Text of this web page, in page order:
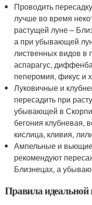
Проводить
лучше во время
растущей луне –
а при убывающей
лиственных видов в
аспарагус,
пеперомия, фикус и
Луковичные и
пересадить при
убывающей в
бегония клубневая,
кислица, кливия,
Ампельные и
рекомендуют
Близнецах, а
Правила идеальной